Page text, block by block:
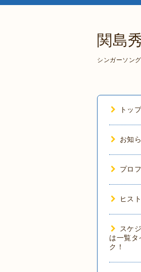
関島
シンガーソン
トッ
お知
プロ
ヒス
スケ
は一覧タ
ク！